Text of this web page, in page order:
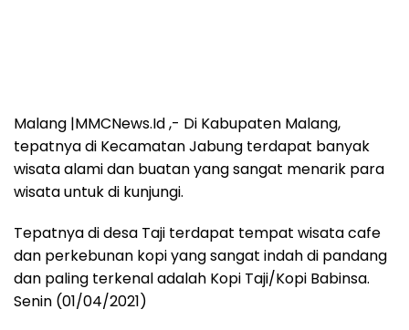
Malang |MMCNews.Id ,- Di Kabupaten Malang,
tepatnya di Kecamatan Jabung terdapat banyak
wisata alami dan buatan yang sangat menarik para
wisata untuk di kunjungi.
Tepatnya di desa Taji terdapat tempat wisata cafe
dan perkebunan kopi yang sangat indah di pandang
dan paling terkenal adalah Kopi Taji/Kopi Babinsa.
Senin (01/04/2021)